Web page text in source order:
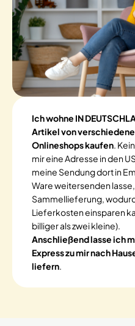
Ich wohne IN
Artikel von
Onlineshops kaufen.
mir eine Adresse in den
meine Sendung dort in
Ware weitersenden
Sammellieferung,
Lieferkosten einsparen
billiger als zwei kleine).
Anschließend lasse ich
Express zu mir nach
liefern.